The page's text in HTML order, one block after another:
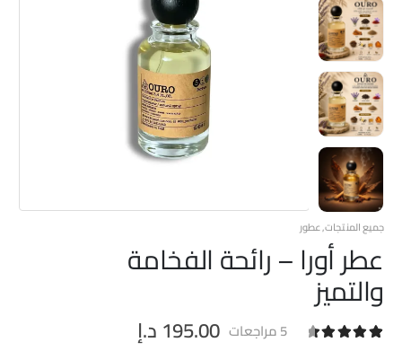
جميع المنتجات,عطور
عطر أورا – رائحة الفخامة
والتميز
5مراجعات 195.00د.إ